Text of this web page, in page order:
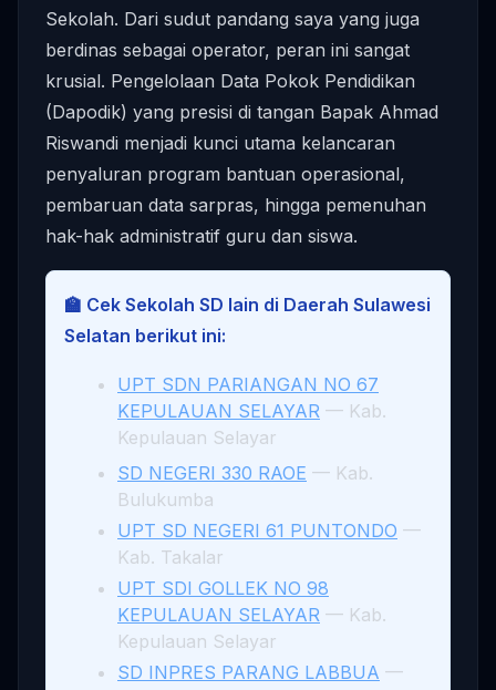
Sekolah. Dari sudut pandang saya yang juga
berdinas sebagai operator, peran ini sangat
krusial. Pengelolaan Data Pokok Pendidikan
(Dapodik) yang presisi di tangan Bapak Ahmad
Riswandi menjadi kunci utama kelancaran
penyaluran program bantuan operasional,
pembaruan data sarpras, hingga pemenuhan
hak-hak administratif guru dan siswa.
🏫 Cek Sekolah SD lain di Daerah Sulawesi
Selatan berikut ini:
UPT SDN PARIANGAN NO 67
KEPULAUAN SELAYAR — Kab.
Kepulauan Selayar
SD NEGERI 330 RAOE — Kab.
Bulukumba
UPT SD NEGERI 61 PUNTONDO —
Kab. Takalar
UPT SDI GOLLEK NO 98
KEPULAUAN SELAYAR — Kab.
Kepulauan Selayar
SD INPRES PARANG LABBUA —